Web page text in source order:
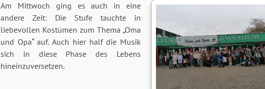
Am Mittwoch ging es auch in eine
andere Zeit: Die Stufe tauchte in
liebevollen Kostümen zum Thema „Oma
und Opa“ auf. Auch hier half die Musik
sich in diese Phase des Lebens
hineinzuversetzen.